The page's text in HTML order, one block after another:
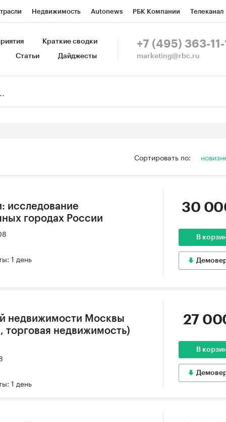
Недвижимость Autonews РБК Компании Телеканал
Спецпроекты СПб Конференции СПб Спецпроекты
Краткие сводки
Статьи Дайджесты
+7 (495) 363-11-
marketing@rbc.ru
Сортировать по:
исследование
городах России
1 день
30
В
недвижимости Москвы
торговая недвижимость)
1 день
27
В